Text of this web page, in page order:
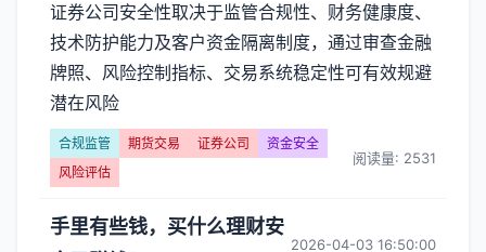
证券公司安全性取决于监管合规性、财务健康度、
技术防护能力及客户资金隔离制度，通过审查金融
牌照、风险控制指标、交易系统稳定性可有效规避
潜在风险
合规监管 期货交易 证券公司
资金安全
风险评估
阅读量: 2531
手里有些钱，买什么理财安
2026-04-03 16:50:00